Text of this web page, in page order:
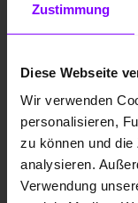
Zustimmung
Diese Webseite
Wir verwenden
personalisieren,
zu können und
analysieren.
Verwendung